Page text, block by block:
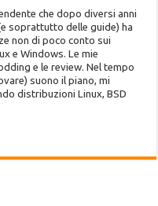
che dopo diversi anni
soprattutto delle guide) ha
non di poco conto sui
e Windows. Le mie
e le review. Nel tempo
suono il piano, mi
distribuzioni Linux, BSD